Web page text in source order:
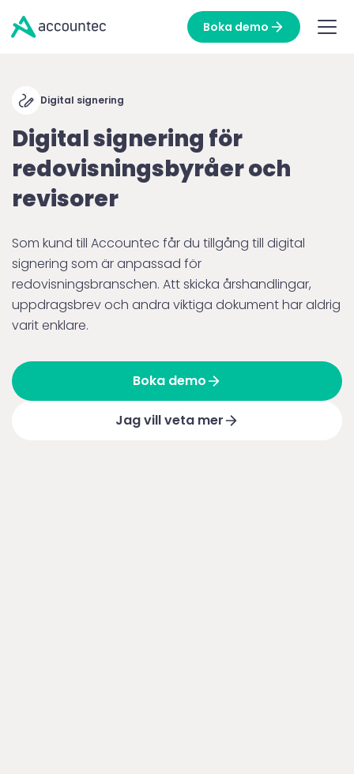
Boka demo
Digital signering
Digital signering för
redovisningsbyråer och
revisorer
Som kund till Accountec får du tillgång till digital
signering som är anpassad för
redovisningsbranschen. Att skicka årshandlingar,
uppdragsbrev och andra viktiga dokument har aldrig
varit enklare.
Boka demo
Jag vill veta mer